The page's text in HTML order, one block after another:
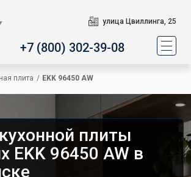
улица Цвиллинга, 25
+7 (800) 302-39-08
плита / EKK 96450 AW
плиты
EKK 96450 AW в